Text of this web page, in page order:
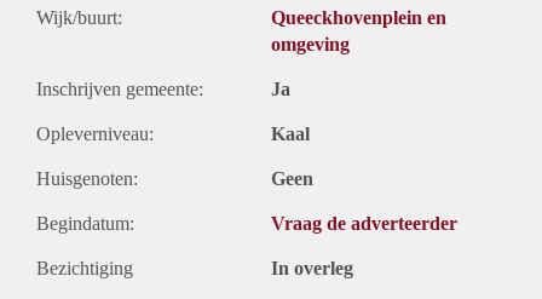
Wijk/buurt:
Queeckhovenplein en
omgeving
Inschrijven gemeente: Ja
Opleverniveau: Kaal
Huisgenoten: Geen
Begindatum: Vraag de adverteerder
Bezichtiging In overleg